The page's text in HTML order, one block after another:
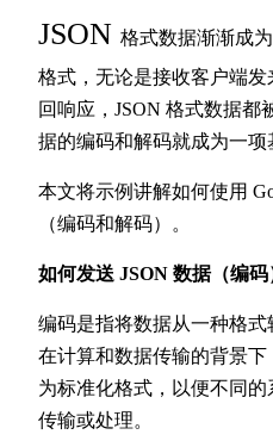
JSON 格式数据渐渐成
格式，无论是接收客户端
回响应，JSON 格式数据都
据的编码和解码就成为一项
本文将示例讲解如何使用
（编码和解码）。
如何发送 JSON 数据（编码
编码是指将数据从一种格式
在计算和数据传输的背景
为标准化格式，以便不同的
传输或处理。